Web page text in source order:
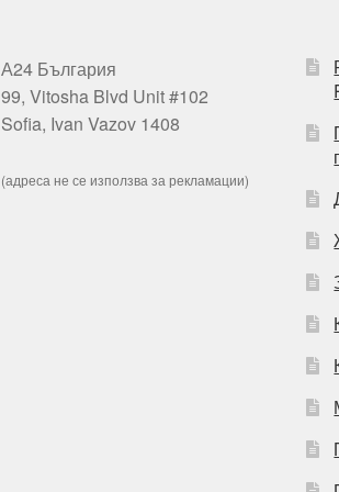
А24 България
99, Vitosha Blvd Unit #102
Sofia, Ivan Vazov 1408
(адреса не се използва за рекламации)